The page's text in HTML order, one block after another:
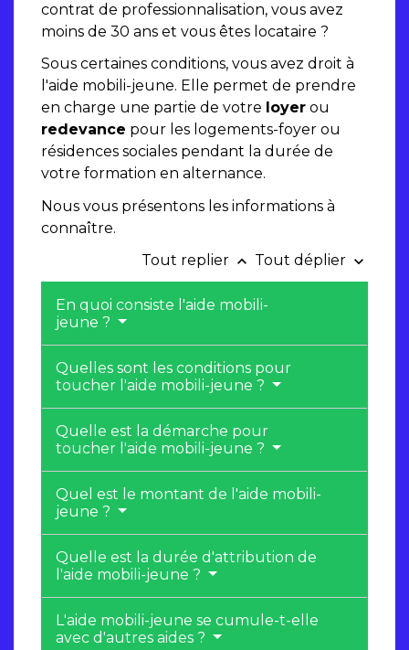
contrat de professionnalisation, vous avez
moins de 30 ans et vous êtes locataire ?
Sous certaines conditions, vous avez droit à
l'aide mobili-jeune. Elle permet de prendre
en charge une partie de votre loyer ou
redevance pour les logements-foyer ou
résidences sociales pendant la durée de
votre formation en alternance.
Nous vous présentons les informations à
connaître.
Tout replier keyboard_arrow_up Tout déplier keyboard_arrow_down
En quoi consiste l'aide mobili-
jeune ?
Quelles sont les conditions pour
toucher l'aide mobili-jeune ?
Quelle est la démarche pour
toucher l'aide mobili-jeune ?
Quel est le montant de l'aide mobili-
jeune ?
Quelle est la durée d'attribution de
l'aide mobili-jeune ?
L'aide mobili-jeune se cumule-t-elle
avec d'autres aides ?